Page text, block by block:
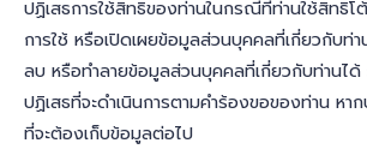
ปฏิเสธการใช้สิทธิของท่านในกรณีที่ท่านใช้สิทธิ
การใช้ หรือเปิดเผยข้อมูลส่วนบุคคลที่เกี่ยวกับท่า
ลบ หรือทำลายข้อมูลส่วนบุคคลที่เกี่ยวกับท่านไ
ปฏิเสธที่จะดำเนินการตามคำร้องขอของท่าน หา
ที่จะต้องเก็บข้อมูลต่อไป